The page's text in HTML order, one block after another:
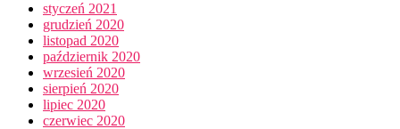
styczeń 2021
grudzień 2020
listopad 2020
październik 2020
wrzesień 2020
sierpień 2020
lipiec 2020
czerwiec 2020